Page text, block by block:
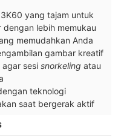
yang tajam untuk
lebih memukau
memudahkan Anda
gambar kreatif
sesi snorkeling atau
teknologi
saat bergerak aktif